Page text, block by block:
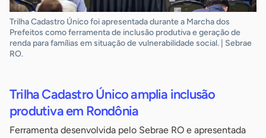
Trilha Cadastro Único foi apresentada durante a Marcha dos
Prefeitos como ferramenta de inclusão produtiva e geração de
renda para famílias em situação de vulnerabilidade social. | Sebrae
RO.
Trilha Cadastro Único amplia inclusão
produtiva em Rondônia
Ferramenta desenvolvida pelo Sebrae RO e apresentada